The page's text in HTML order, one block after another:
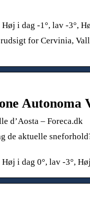
i dag -1°, lav -3°,
for Cervinia,
Autonoma
d’Aosta – Foreca.dk
de aktuelle
i dag 0°, lav -3°,